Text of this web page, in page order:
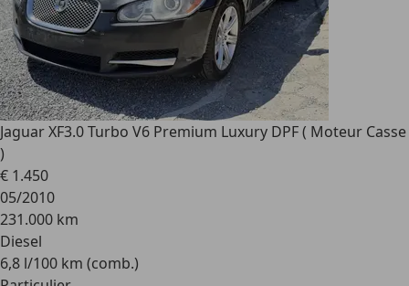
Jaguar XF3.0 Turbo V6 Premium Luxury DPF ( Moteur Casse
)
€ 1.450
05/2010
231.000 km
Diesel
6,8 l/100 km (comb.)